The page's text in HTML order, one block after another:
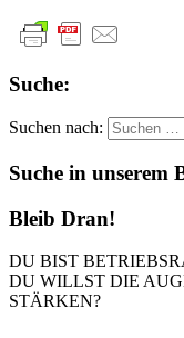
Suche:
Suchen nach:
Suche in unserem
Bleib Dran!
DU BIST
DU WILLST DIE
STÄRKEN?